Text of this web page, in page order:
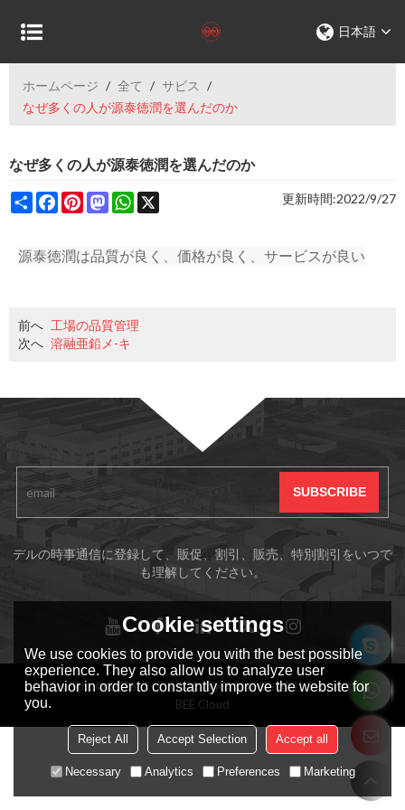
日本語
ホームページ / 全て / サビス /
なぜ多くの人が源泰徳潤を選んだのか
なぜ多くの人が源泰徳潤を選んだのか
ShareFacebookPinterestMastodonWhatsApp 更新時間:2022/9/27
源泰徳潤は品質が良く、価格が良く、サービスが良い
前へ 工場の品質管理
次へ 溶融亜鉛メ-キ
デルの時事通信に登録して、販促、割引、販売、特別割引をいつで
も理解してください。
Copyright © 2026天津源泰德润钢管製造株式会社Support By
BEE Cloud
Cookie settings
We use cookies to provide you with the best possible
experience. They also allow us to analyze user
behavior in order to constantly improve the website for
you.
Reject All Accept Selection Accept all
Necessary Analytics Preferences Marketing